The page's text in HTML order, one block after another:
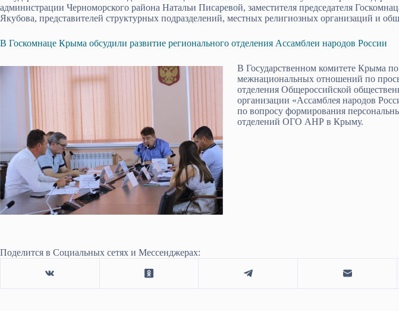
администрации Черноморского района Натальи Писаревой, заместителя председателя
Якубова, представителей структурных подразделений, местных религиозных организаций и
В Госкомнаце Крыма обсудили развитие регионального отделения Ассамблеи народов России
В Государственном комитете Крыма
межнациональных отношений по
отделения Общероссийской
организации «Ассамблея народов
по вопросу формирования
отделений ОГО АНР в Крыму.
Поделится в Социальных сетях и Мессенджерах: